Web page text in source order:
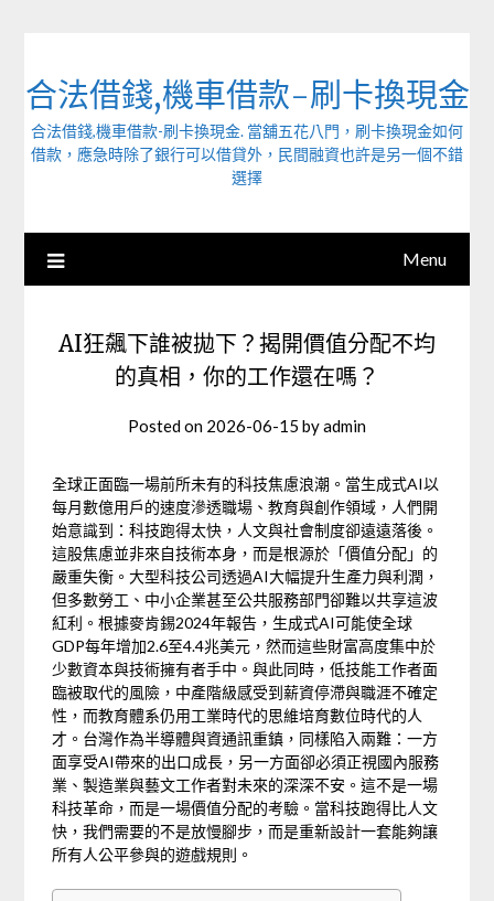
合法借錢,機車借款-刷卡換現金
合法借錢,機車借款-刷卡換現金. 當舖五花八門，刷卡換現金如何
借款，應急時除了銀行可以借貸外，民間融資也許是另一個不錯
選擇
Menu
AI狂飆下誰被拋下？揭開價值分配不均
的真相，你的工作還在嗎？
Posted on 2026-06-15 byadmin
全球正面臨一場前所未有的科技焦慮浪潮。當生成式AI以
每月數億用戶的速度滲透職場、教育與創作領域，人們開
始意識到：科技跑得太快，人文與社會制度卻遠遠落後。
這股焦慮並非來自技術本身，而是根源於「價值分配」的
嚴重失衡。大型科技公司透過AI大幅提升生產力與利潤，
但多數勞工、中小企業甚至公共服務部門卻難以共享這波
紅利。根據麥肯錫2024年報告，生成式AI可能使全球
GDP每年增加2.6至4.4兆美元，然而這些財富高度集中於
少數資本與技術擁有者手中。與此同時，低技能工作者面
臨被取代的風險，中產階級感受到薪資停滯與職涯不確定
性，而教育體系仍用工業時代的思維培育數位時代的人
才。台灣作為半導體與資通訊重鎮，同樣陷入兩難：一方
面享受AI帶來的出口成長，另一方面卻必須正視國內服務
業、製造業與藝文工作者對未來的深深不安。這不是一場
科技革命，而是一場價值分配的考驗。當科技跑得比人文
快，我們需要的不是放慢腳步，而是重新設計一套能夠讓
所有人公平參與的遊戲規則。